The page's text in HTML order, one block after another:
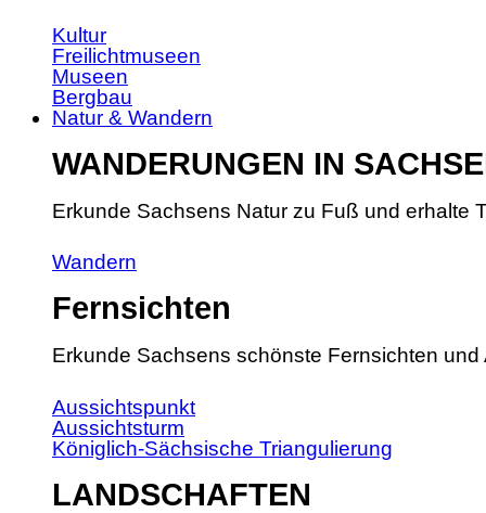
Kultur
Freilichtmuseen
Museen
Bergbau
Natur & Wandern
WANDERUNGEN IN
Erkunde Sachsens Natur zu Fuß und erhalte
Wandern
Fernsichten
Erkunde Sachsens schönste Fernsichten und
Aussichtspunkt
Aussichtsturm
Königlich-Sächsische Triangulierung
LANDSCHAFTEN